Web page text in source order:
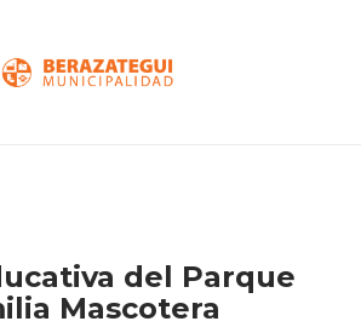
del Parque
Mascotera